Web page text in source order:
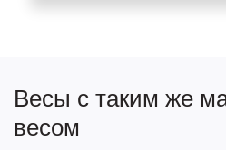
Весы с таким же
весом